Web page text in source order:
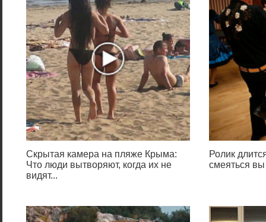
Скрытая камера на пляже Крыма:
Что люди вытворяют, когда их не
видят...
Ролик
смеяться вы